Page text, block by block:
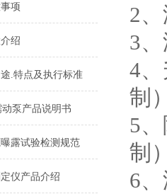
项
绍
.特点及执行标准
动泵产品说明书
露试验检测规范
仪产品介绍
2
3
4
制
5
制
6